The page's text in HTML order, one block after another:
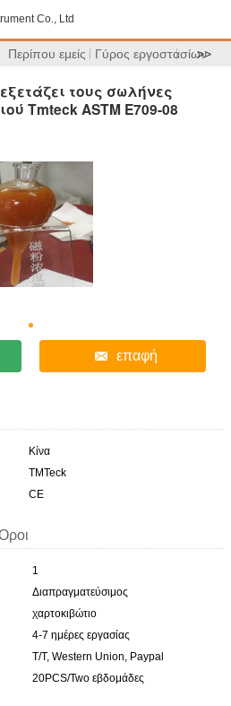
Co., Ltd
Περίπου εμείς Γύρος εργοστασίων
>>
τους σωλήνες
Tmteck ASTM E709-08
επαφή
Κίνα
TMTeck
CE
1
Διαπραγματεύσιμος
χαρτοκιβώτιο
4-7 ημέρες εργασίας
T/T, Western Union, Paypal
20PCS/Two εβδομάδες